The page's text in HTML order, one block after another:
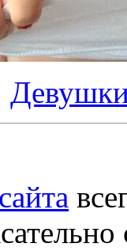
Девушки